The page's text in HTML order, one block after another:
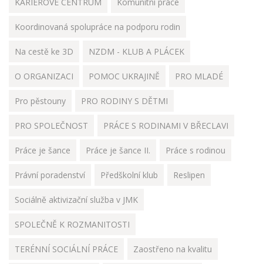
Koordinovaná spolupráce na podporu rodin
Na cestě ke 3D NZDM - KLUB A PLÁCEK
O ORGANIZACI POMOC UKRAJINĚ PRO MLADÉ
Pro pěstouny PRO RODINY S DĚTMI
PRO SPOLEČNOST PRÁCE S RODINAMI V BŘECLAVI
Práce je šance Práce je šance II. Práce s rodinou
Právní poradenství Předškolní klub Reslipen
Sociálně aktivizační služba v JMK
SPOLEČNĚ K ROZMANITOSTI
TERÉNNÍ SOCIÁLNÍ PRÁCE Zaostřeno na kvalitu